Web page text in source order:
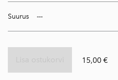
Suurus
15,00 €